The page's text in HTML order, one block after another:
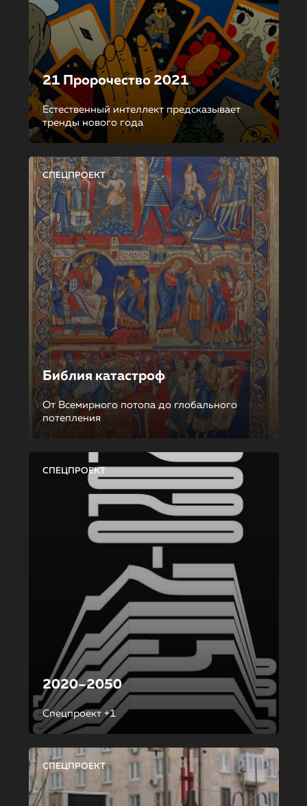
21 Пророчество 2021
Естественный интеллект предсказывает
тренды нового года
СПЕЦПРОЕКТ
Библия катастроф
От Всемирного потопа до глобального
потепления
СПЕЦПРОЕКТ
2020–2050
Спецпроект +1
СПЕЦПРОЕКТ